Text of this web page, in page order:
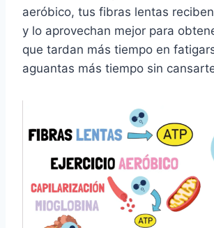
aeróbico, tus fibras lentas
y lo aprovechan mejor para
que tardan más tiempo en
aguantas más tiempo sin